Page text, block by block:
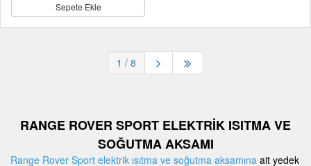
Sepete Ekle
1 / 8
RANGE ROVER SPORT ELEKTRİK ISITMA VE
SOĞUTMA AKSAMI
Range Rover Sport elektrik ısıtma ve soğutma aksamına ait yedek